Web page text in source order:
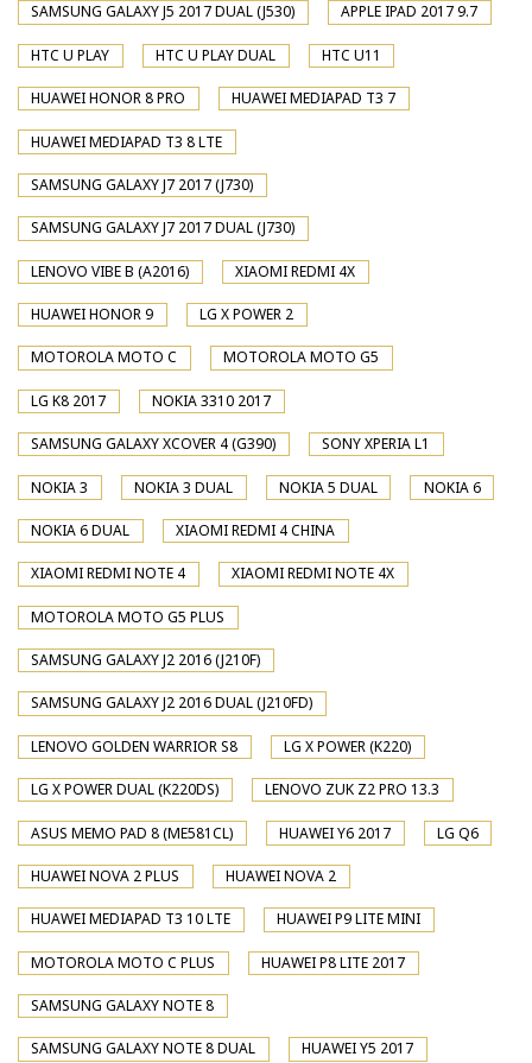
SAMSUNG GALAXY J5 2017 DUAL (J530) APPLE IPAD 2017 9.7
HTC U PLAY HTC U PLAY DUAL HTC U11
HUAWEI HONOR 8 PRO HUAWEI MEDIAPAD T3 7
HUAWEI MEDIAPAD T3 8 LTE
SAMSUNG GALAXY J7 2017 (J730)
SAMSUNG GALAXY J7 2017 DUAL (J730)
LENOVO VIBE B (A2016) XIAOMI REDMI 4X
HUAWEI HONOR 9 LG X POWER 2
MOTOROLA MOTO C MOTOROLA MOTO G5
LG K8 2017 NOKIA 3310 2017
SAMSUNG GALAXY XCOVER 4 (G390) SONY XPERIA L1
NOKIA 3 NOKIA 3 DUAL NOKIA 5 DUAL NOKIA 6
NOKIA 6 DUAL XIAOMI REDMI 4 CHINA
XIAOMI REDMI NOTE 4 XIAOMI REDMI NOTE 4X
MOTOROLA MOTO G5 PLUS
SAMSUNG GALAXY J2 2016 (J210F)
SAMSUNG GALAXY J2 2016 DUAL (J210FD)
LENOVO GOLDEN WARRIOR S8 LG X POWER (K220)
LG X POWER DUAL (K220DS) LENOVO ZUK Z2 PRO 13.3
ASUS MEMO PAD 8 (ME581CL) HUAWEI Y6 2017 LG Q6
HUAWEI NOVA 2 PLUS HUAWEI NOVA 2
HUAWEI MEDIAPAD T3 10 LTE HUAWEI P9 LITE MINI
MOTOROLA MOTO C PLUS HUAWEI P8 LITE 2017
SAMSUNG GALAXY NOTE 8
SAMSUNG GALAXY NOTE 8 DUAL HUAWEI Y5 2017